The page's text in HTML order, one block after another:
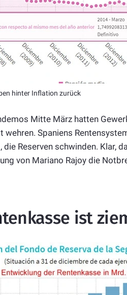
hinter Inflation zurück
Mitte März hatten
wehren. Spaniens
die Reserven schwinden. Klar,
von Mariano Rajoy die
ist